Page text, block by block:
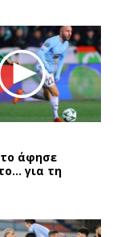
άφησε
για τη